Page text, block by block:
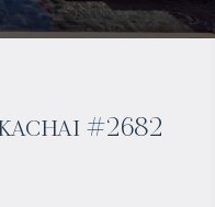
#2682